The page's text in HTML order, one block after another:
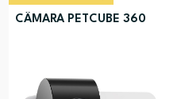
CÂMARA PETCUBE 360